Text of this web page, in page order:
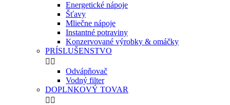
Energetické nápoje
Šťavy
Mliečne nápoje
Instantné potraviny
Konzervované výrobky & omáčky
PRÍSLUŠENSTVO
 
Odvápňovač
Vodný filter
DOPLNKOVÝ TOVAR
 